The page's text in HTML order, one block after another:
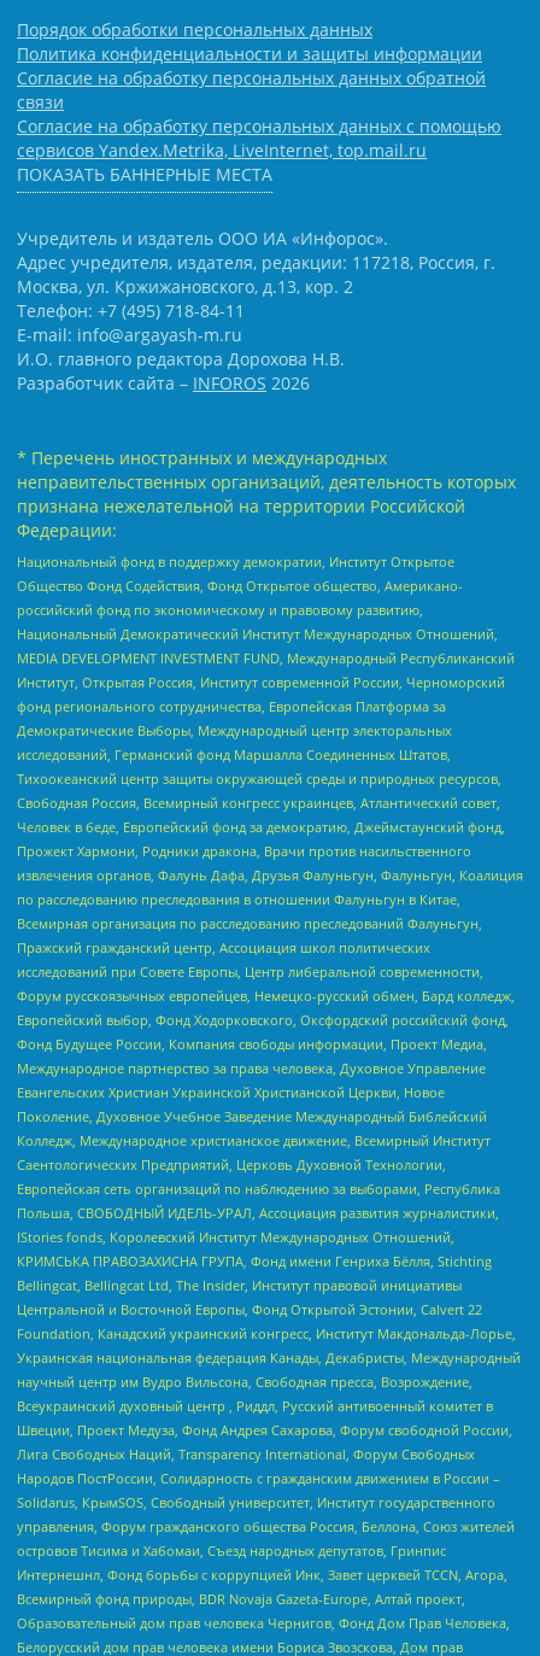
Порядок обработки персональных данных
Политика конфиденциальности и защиты информации
Согласие на обработку персональных данных обратной
связи
Согласие на обработку персональных данных с помощью
сервисов Yandex.Metrika, LiveInternet, top.mail.ru
ПОКАЗАТЬ БАННЕРНЫЕ МЕСТА
Учредитель и издатель ООО ИА «Инфорос».
Адрес учредителя, издателя, редакции: 117218, Россия, г.
Москва, ул. Кржижановского, д.13, кор. 2
Телефон: +7 (495) 718-84-11
E-mail: info@argayash-m.ru
И.О. главного редактора Дорохова Н.В.
Разработчик сайта – INFOROS 2026
* Перечень иностранных и международных
неправительственных организаций, деятельность которых
признана нежелательной на территории Российской
Федерации:
Национальный фонд в поддержку демократии, Институт Открытое
Общество Фонд Содействия, Фонд Открытое общество, Американо-
российский фонд по экономическому и правовому развитию,
Национальный Демократический Институт Международных Отношений,
MEDIA DEVELOPMENT INVESTMENT FUND, Международный Республиканский
Институт, Открытая Россия, Институт современной России, Черноморский
фонд регионального сотрудничества, Европейская Платформа за
Демократические Выборы, Международный центр электоральных
исследований, Германский фонд Маршалла Соединенных Штатов,
Тихоокеанский центр защиты окружающей среды и природных ресурсов,
Свободная Россия, Всемирный конгресс украинцев, Атлантический совет,
Человек в беде, Европейский фонд за демократию, Джеймстаунский фонд,
Прожект Хармони, Родники дракона, Врачи против насильственного
извлечения органов, Фалунь Дафа, Друзья Фалуньгун, Фалуньгун, Коалиция
по расследованию преследования в отношении Фалуньгун в Китае,
Всемирная организация по расследованию преследований Фалуньгун,
Пражский гражданский центр, Ассоциация школ политических
исследований при Совете Европы, Центр либеральной современности,
Форум русскоязычных европейцев, Немецко-русский обмен, Бард колледж,
Европейский выбор, Фонд Ходорковского, Оксфордский российский фонд,
Фонд Будущее России, Компания свободы информации, Проект Медиа,
Международное партнерство за права человека, Духовное Управление
Евангельских Христиан Украинской Христианской Церкви, Новое
Поколение, Духовное Учебное Заведение Международный Библейский
Колледж, Международное христианское движение, Всемирный Институт
Саентологических Предприятий, Церковь Духовной Технологии,
Европейская сеть организаций по наблюдению за выборами, Республика
Польша, СВОБОДНЫЙ ИДЕЛЬ-УРАЛ, Ассоциация развития журналистики,
IStories fonds, Королевский Институт Международных Отношений,
КРИМСЬКА ПРАВОЗАХИСНА ГРУПА, Фонд имени Генриха Бёлля, Stichting
Bellingcat, Bellingcat Ltd, The Insider, Институт правовой инициативы
Центральной и Восточной Европы, Фонд Открытой Эстонии, Calvert 22
Foundation, Канадский украинский конгресс, Институт Макдональда-Лорье,
Украинская национальная федерация Канады, Декабристы, Международный
научный центр им Вудро Вильсона, Свободная пресса, Возрождение,
Всеукраинский духовный центр , Риддл, Русский антивоенный комитет в
Швеции, Проект Медуза, Фонд Андрея Сахарова, Форум свободной России,
Лига Свободных Наций, Transparеncy International, Форум Свободных
Народов ПостРоссии, Солидарность с гражданским движением в России –
Solidarus, КрымSOS, Свободный университет, Институт государственного
управления, Форум гражданского общества Россия, Беллона, Союз жителей
островов Тисима и Хабомаи, Съезд народных депутатов, Гринпис
Интернешнл, Фонд борьбы с коррупцией Инк, Завет церквей TCCN, Агора,
Всемирный фонд природы, BDR Novaja Gazeta-Europe, Алтай проект,
Образовательный дом прав человека Чернигов, Фонд Дом Прав Человека,
Белорусский дом прав человека имени Бориса Звозскова, Дом прав